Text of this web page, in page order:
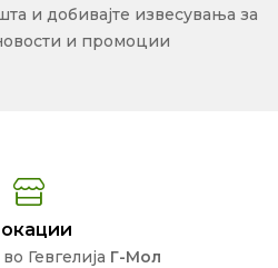
и добивајте извесувања за
и промоции
Гевгелија Г-Мол